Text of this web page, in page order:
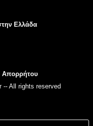
Ελλάδα
Απορρήτου
-- All rights reserved